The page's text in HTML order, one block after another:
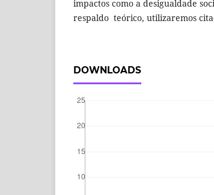
impactos como a desigualdade
respaldo teórico, utilizaremos
DOWNLOADS